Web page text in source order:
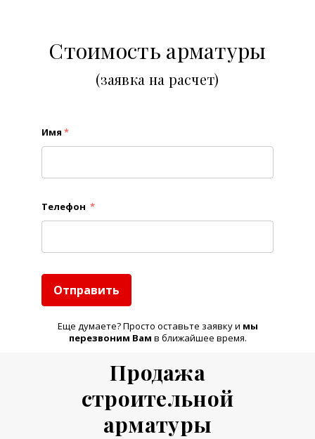
Стоимость арматуры
(заявка на расчет)
Имя *
Телефон *
Отправить
Еще думаете? Просто оставьте заявку и мы
перезвоним Вам в ближайшее время.
Продажа
строительной
арматуры